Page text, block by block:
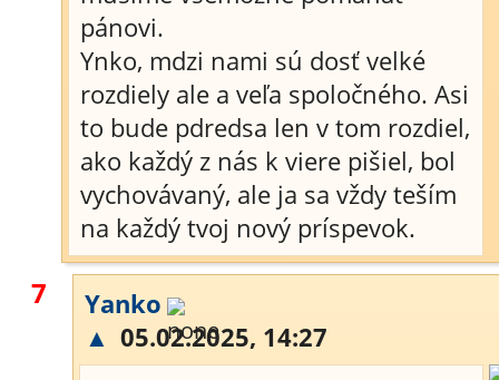
pánovi.
Ynko, mdzi nami sú dosť velké
rozdiely ale a veľa spoločného. Asi
to bude pdredsa len v tom rozdiel,
ako každý z nás k viere pišiel, bol
vychovávaný, ale ja sa vždy teším
na každý tvoj nový príspevok.
7
Yanko
▲ 05.02.2025, 14:27